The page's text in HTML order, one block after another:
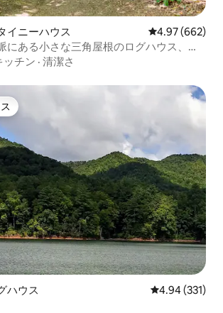
イニーハウス レビュー662
4.97 (662)
にある小さな三角屋根のログハウス、
ッチン · 清潔さ
ョイスです。
ハウス レビュー331
4.94 (331)